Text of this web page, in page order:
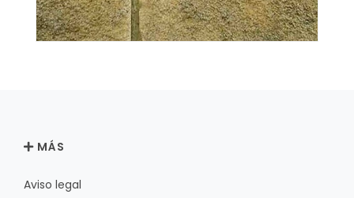
MÁS
Aviso legal